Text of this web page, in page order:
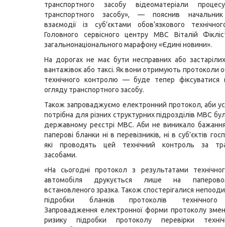
транспортного засобу відеоматеріали
транспортного засобу», — пояснив начальник
взаємодії із суб’єктами обов’язкового
Головного сервісного центру МВС Віталій
загальнонаціонального марафону «Єдині новини».
На дорогах не має бути несправних або
вантажівок або таксі. Як вони отримують протоколи
технічного контролю — буде тепер фіксуватися
огляду транспортного засобу.
Також запроваджуємо електронний протокол, аби
потрібна для різних структурних підрозділів МВС
державному реєстрі МВС. Аби не виникало
паперові бланки ні в перевізників, ні в суб’єктів
які проводять цей технічний контроль за
засобами.
«На сьогодні протокол з результатами
автомобіля друкується лише на
встановленого зразка. Також спостерігалися
підробки бланків протоколів
Запровадження електронної форми протоколу
ризику підробки протоколу перевірки